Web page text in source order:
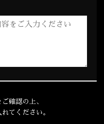
ご確認の上、
てください。